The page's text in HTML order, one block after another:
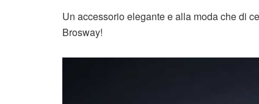
Un accessorio elegante e alla moda che di
Brosway!